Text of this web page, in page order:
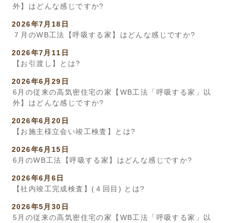
外】はどんな感じですか?
2026年7月18日
７月のWB工法【呼吸する家】はどんな感じですか?
2026年7月11日
【お引渡し】とは?
2026年6月29日
6月の従来の高気密住宅の家【WB工法「呼吸する家」以
外】はどんな感じですか?
2026年6月20日
【お施主様立会い竣工検査】とは?
2026年6月15日
6月のWB工法【呼吸する家】はどんな感じですか?
2026年6月6日
【社内竣工完成検査】(４回目) とは?
2026年5月30日
5月の従来の高気密住宅の家【WB工法「呼吸する家」以